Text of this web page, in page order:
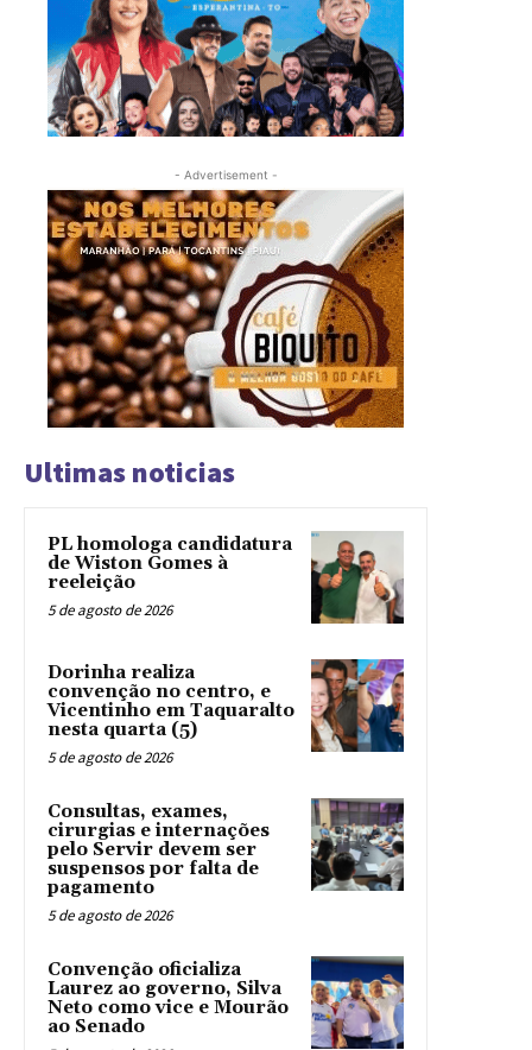
- Advertisement -
Ultimas noticias
PL homologa candidatura
de Wiston Gomes à
reeleição
5 de agosto de 2026
Dorinha realiza
convenção no centro, e
Vicentinho em Taquaralto
nesta quarta (5)
5 de agosto de 2026
Consultas, exames,
cirurgias e internações
pelo Servir devem ser
suspensos por falta de
pagamento
5 de agosto de 2026
Convenção oficializa
Laurez ao governo, Silva
Neto como vice e Mourão
ao Senado